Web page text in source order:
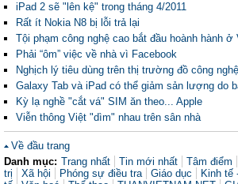
iPad 2 sẽ "lên kệ" trong tháng 4/2011
Rất ít Nokia N8 bị lỗi trả lại
Tội phạm công nghệ cao bắt đầu hoành hành ở
Phải “ôm” việc về nhà vì Facebook
Nghịch lý tiêu dùng trên thị trường đồ công nghệ
Galaxy Tab và iPad có thể giảm sản lượng do
Kỳ lạ nghề "cắt vá" SIM ăn theo... Apple
Viễn thông Việt "dìm" nhau trên sân nhà
Về đầu trang
Danh mục: Trang nhất Tin mới nhất Tâm điểm
trị
Xã hội Phóng sự điều tra Giáo dục Kinh tế